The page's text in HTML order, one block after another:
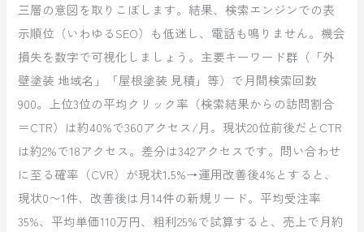
三層の意図を取りこぼします。結果、検索エンジンでの表
示順位（いわゆるSEO）も低迷し、電話も鳴りません。機会
損失を数字で可視化しましょう。主要キーワード群（「外
壁塗装 地域名」「屋根塗装 見積」等）で月間検索回数
900。上位3位の平均クリック率（検索結果からの訪問割合
＝CTR）は約40%で360アクセス/⽉。現状20位前後だとCTR
は約2%で18アクセス。差分は342アクセスです。問い合わせ
に至る確率（CVR）が現状1.5%→運用改善後4%とすると、
現状0〜1件、改善後は月14件の新規リード。平均受注率
35%、平均単価110万円、粗利25%で試算すると、売上で月約